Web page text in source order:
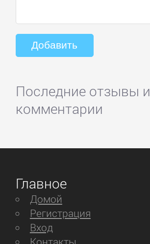
Последние отзывы и
комментарии
Главное
Домой
Регистрация
Вход